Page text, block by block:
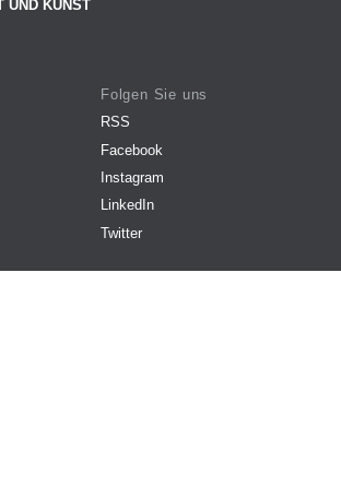
UND KUNST
Folgen Sie uns
RSS
Facebook
Instagram
LinkedIn
Twitter